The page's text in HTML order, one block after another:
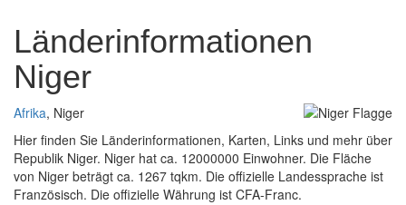
Länderinformationen
Niger
Afrika, Niger
Hier finden Sie Länderinformationen, Karten, Links und mehr über
Republik Niger. Niger hat ca. 12000000 Einwohner. Die Fläche
von Niger beträgt ca. 1267 tqkm. Die offizielle Landessprache ist
Französisch. Die offizielle Währung ist CFA-Franc.